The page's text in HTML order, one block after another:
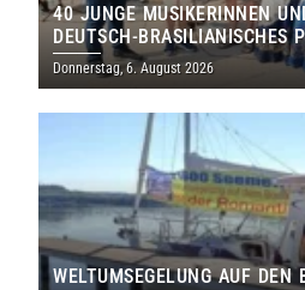
40 JUNGE MUSIKERINNEN
DEUTSCH-BRASILIANISCHES
THOLEY
Donnerstag, 6. August 2026
WELTUMSEGELUNG AUF DEN